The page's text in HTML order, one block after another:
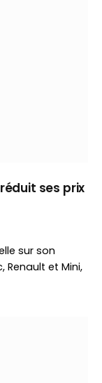
réduit ses prix
sur son
Renault et Mini,